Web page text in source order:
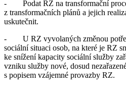
- Podat RZ na transformační
z transformačních plánů a jejich
uskutečnit.
- U RZ vyvolaných změnou
sociální situaci osob, na které je RZ
ke snížení kapacity sociální služby
vzniku služby nové, dosud
s popisem vzájemné provazby RZ.